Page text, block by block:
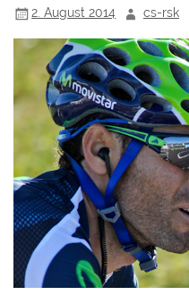
2. August 2014 cs-rsk